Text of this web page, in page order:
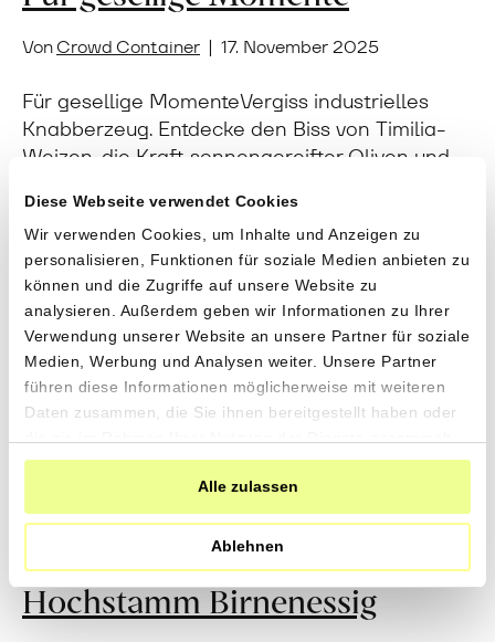
Diese Webseite verwendet Cookies
Wir verwenden Cookies, um Inhalte und Anzeigen zu
personalisieren, Funktionen für soziale Medien anbieten zu
können und die Zugriffe auf unsere Website zu
analysieren. Außerdem geben wir Informationen zu Ihrer
Verwendung unserer Website an unsere Partner für soziale
Medien, Werbung und Analysen weiter. Unsere Partner
führen diese Informationen möglicherweise mit weiteren
Daten zusammen, die Sie ihnen bereitgestellt haben oder
haben.
Alle zulassen
Ablehnen
VonCrowd Container | 17. November 2025
Für gesellige MomenteVergiss industrielles
Knabberzeug. Entdecke den Biss von Timilia-
Weizen, die Kraft sonnengereifter Oliven und
Feierabend voller Energie und ohne
Kompromisse. «Manzanilla» Oliven mit
Bergkräuternvon Tierra y Libertad aus
Fuenteheridos,
Andalusien280gCHF 6.90CHF 2.46 pro 100gIn
den Warenkorb«Manzanilla» Oliven naturevon
Tierra y Libertad aus Fuenteheridos,
Andalusien280gCHF 6.90CHF 2.46 pro 100gIn
Hochstamm Birnenessig
Verpasse keine
Sammelbestellung!
Willst du benachrichtigt werden, wenn
wir eine Sammelbestellung machen
und mehr erfahren über die
Produzent*innen und ihre einzigartigen
Produkte?
Jetzt Newsletter abonnieren